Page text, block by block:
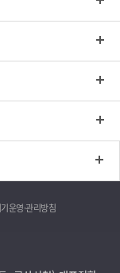
운영·관리방침